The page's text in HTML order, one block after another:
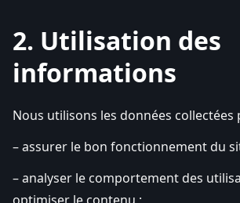
2. Utilisation des
informations
Nous utilisons les données collectées
– assurer le bon fonctionnement du
– analyser le comportement des